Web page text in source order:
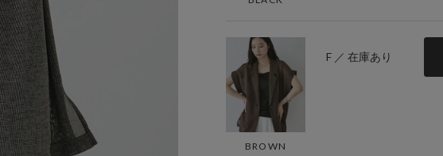
BROWN
F ／ 在庫あり